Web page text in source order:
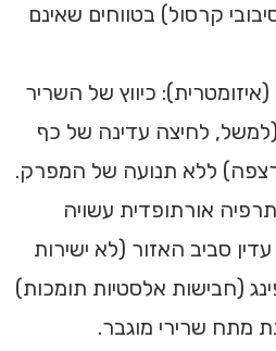
קרסול) בטווחים שאינם
כיווץ של השריר
לחיצה עדינה של כף
רצפה) ללא תנועה של המפרק.
אורתופדית עשויה
סביב האזור (לא ישירות
(חבישות אלסטיות תומכות)
מתח שרירי מוגבר.